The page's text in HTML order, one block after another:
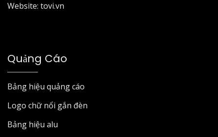
Website: tovi.vn
Quảng Cáo
Bảng hiệu quảng cáo
Logo chữ nổi gắn đèn
Bảng hiệu alu